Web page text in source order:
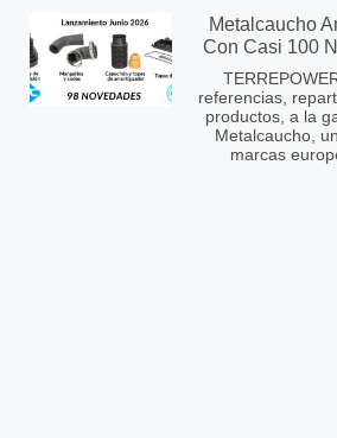
Metalcaucho
Con Casi 100
referencias,
productos, a la
Metalcaucho,
marcas